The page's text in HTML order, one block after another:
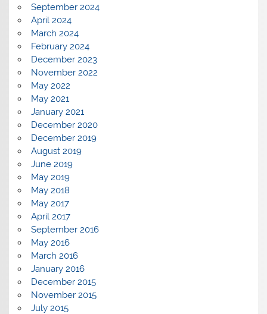
September 2024
April 2024
March 2024
February 2024
December 2023
November 2022
May 2022
May 2021
January 2021
December 2020
December 2019
August 2019
June 2019
May 2019
May 2018
May 2017
April 2017
September 2016
May 2016
March 2016
January 2016
December 2015
November 2015
July 2015